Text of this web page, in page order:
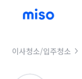
이사청소/입주청소